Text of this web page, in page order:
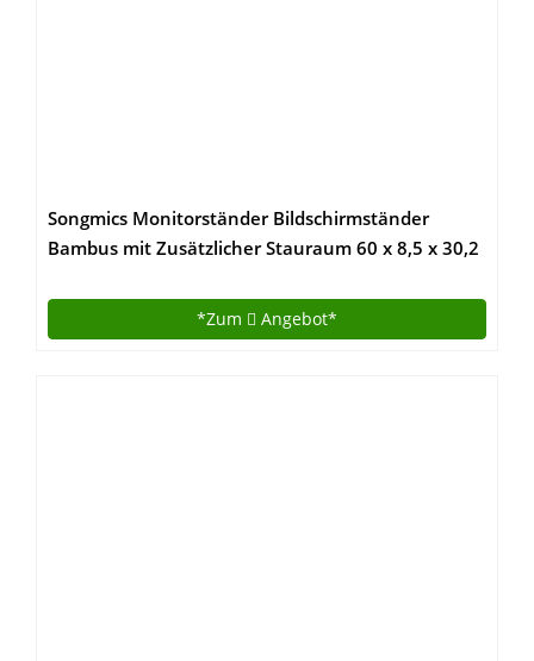
Songmics Monitorständer Bildschirmständer
Bambus mit Zusätzlicher Stauraum 60 x 8,5 x 30,2
*Zum Angebot*